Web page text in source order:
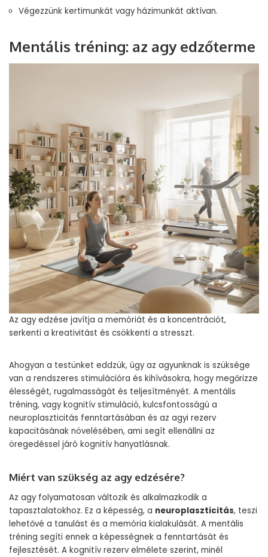
Végezzünk kertimunkát vagy házimunkát aktívan.
Mentális tréning: az agy edzőterme
Az agy edzése javítja a memóriát és a koncentrációt,
serkenti a kreativitást és csökkenti a stresszt.
Ahogyan a testünket eddzük, úgy az agyunknak is szüksége
van a rendszeres stimulációra és kihívásokra, hogy megőrizze
élességét, rugalmasságát és teljesítményét. A mentális
tréning, vagy kognitív stimuláció, kulcsfontosságú a
neuroplaszticitás fenntartásában és az agyi rezerv
kapacitásának növelésében, ami segít ellenállni az
öregedéssel járó kognitív hanyatlásnak.
Miért van szükség az agy edzésére?
Az agy folyamatosan változik és alkalmazkodik a
tapasztalatokhoz. Ez a képesség, a neuroplaszticitás, teszi
lehetővé a tanulást és a memória kialakulását. A mentális
tréning segíti ennek a képességnek a fenntartását és
fejlesztését. A kognitív rezerv elmélete szerint, minél